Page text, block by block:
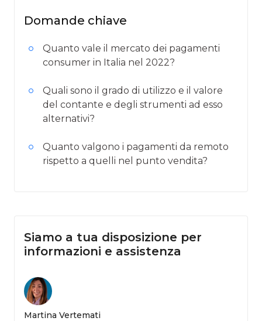
Domande chiave
Quanto vale il mercato dei pagamenti
consumer in Italia nel 2022?
Quali sono il grado di utilizzo e il valore
del contante e degli strumenti ad esso
alternativi?
Quanto valgono i pagamenti da remoto
rispetto a quelli nel punto vendita?
Siamo a tua disposizione per
informazioni e assistenza
Martina Vertemati